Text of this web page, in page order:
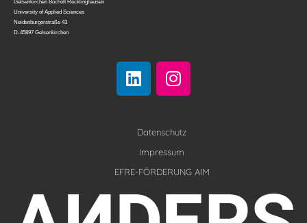
Gelsenkirchen Bocholt Recklinghausen
University of Applied Sciences
Neidenburgerstraße 43
D-45897 Gelsenkirchen
L
i
n
e
d
i
n
I
n
s
a
g
r
a
m
Datenschutz
Impressum
EFRE-FÖRDERUNG AIM